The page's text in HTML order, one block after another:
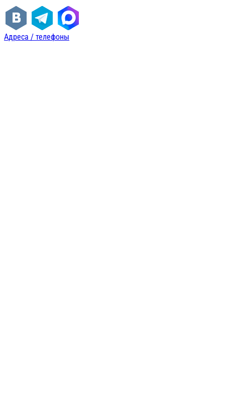
Адреса / телефоны